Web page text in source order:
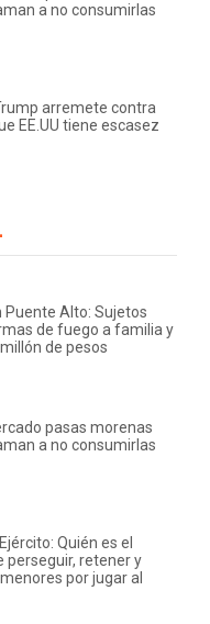
a no consumirlas
arremete contra
EE.UU tiene escasez
Alto: Sujetos
de fuego a familia y
de pesos
pasas morenas
a no consumirlas
Quién es el
perseguir, retener y
por jugar al